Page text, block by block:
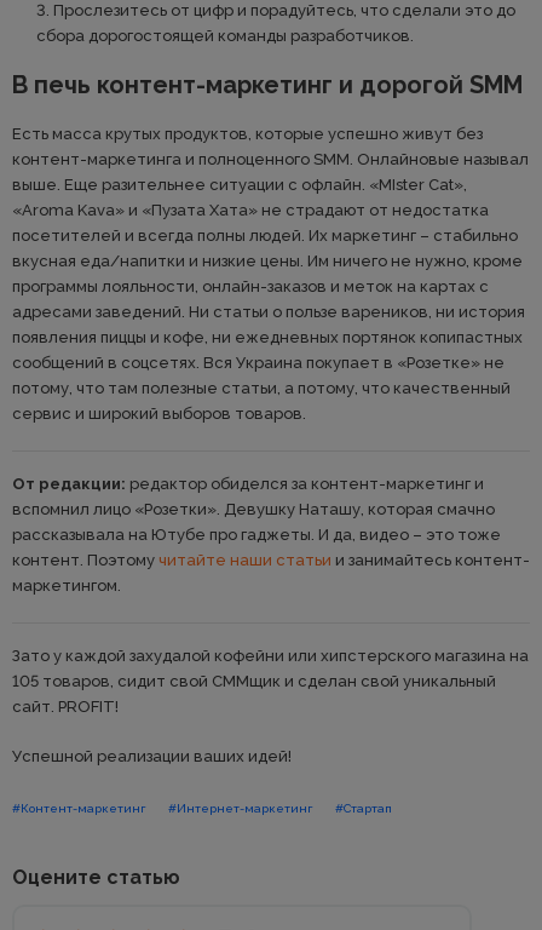
3. Прослезитесь от цифр и порадуйтесь, что сделали это до
сбора дорогостоящей команды разработчиков.
В печь контент-маркетинг и дорогой SMM
Есть масса крутых продуктов, которые успешно живут без
контент-маркетинга и полноценного SMM. Онлайновые называл
выше. Еще разительнее ситуации с офлайн. «MIster Cat»,
«Aroma Kava» и «Пузата Хата» не страдают от недостатка
посетителей и всегда полны людей. Их маркетинг – стабильно
вкусная еда/напитки и низкие цены. Им ничего не нужно, кроме
программы лояльности, онлайн-заказов и меток на картах с
адресами заведений. Ни статьи о пользе вареников, ни история
появления пиццы и кофе, ни ежедневных портянок копипастных
сообщений в соцсетях. Вся Украина покупает в «Розетке» не
потому, что там полезные статьи, а потому, что качественный
сервис и широкий выборов товаров.
От редакции: редактор обиделся за контент-маркетинг и
вспомнил лицо «Розетки». Девушку Наташу, которая смачно
рассказывала на Ютубе про гаджеты. И да, видео – это тоже
контент. Поэтому читайте наши статьи и занимайтесь контент-
маркетингом.
Зато у каждой захудалой кофейни или хипстерского магазина на
105 товаров, сидит свой СММщик и сделан свой уникальный
сайт. PROFIT!
Успешной реализации ваших идей!
#Контент-маркетинг #Интернет-маркетинг #Стартап
Оцените статью